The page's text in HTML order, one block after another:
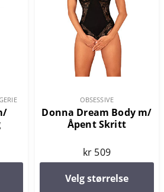
OBSESSIVE
Donna Dream Body m/
Åpent Skritt
kr 509
Velg størrelse